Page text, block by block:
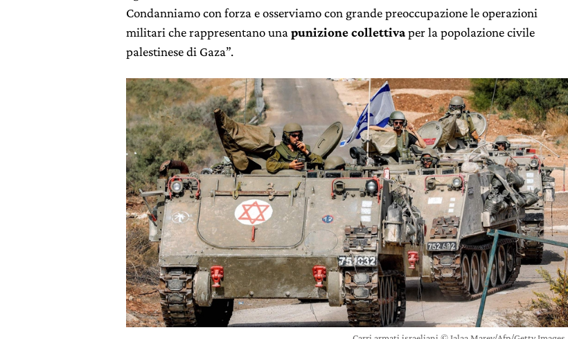
Condanniamo con forza e osserviamo con grande preoccupazione le operazioni
militari che rappresentano una punizione collettivaper la popolazione civile
palestinese di Gaza”.